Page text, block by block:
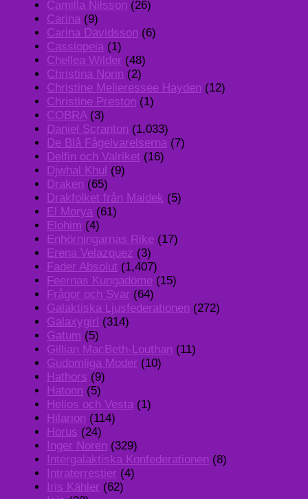
Camilla Nilsson (26)
Carina (9)
Carina Davidsson (6)
Cassiopeia (1)
Chellea Wilder (48)
Christina Norin (2)
Christine Melieressee Hayden (12)
Christine Preston (1)
COBRA(3)
Daniel Scranton (1,033)
De Blå Fågelvarelserna (7)
Delfin och Valriket (16)
Djwhal Khul (9)
Draken (65)
Drakfolket från Maldek (5)
El Morya (61)
Elohim (4)
Enhörningarnas Rike (17)
Erena Velazquez (3)
Fader Absolut (1,407)
Feernas Kungadöme (15)
Frågor och Svar (64)
Galaktiska Ljusfederationen (272)
Galaxygirl (314)
Gatum (5)
Gillian MacBeth-Louthan (11)
Gudomliga Moder (10)
Hathors (9)
Hatonn (5)
Helios och Vesta (1)
Hilarion (114)
Horus (24)
Inger Noren (329)
Intergalaktiska Konfederationen (8)
Intraterrestier (4)
Iris Kähler (62)